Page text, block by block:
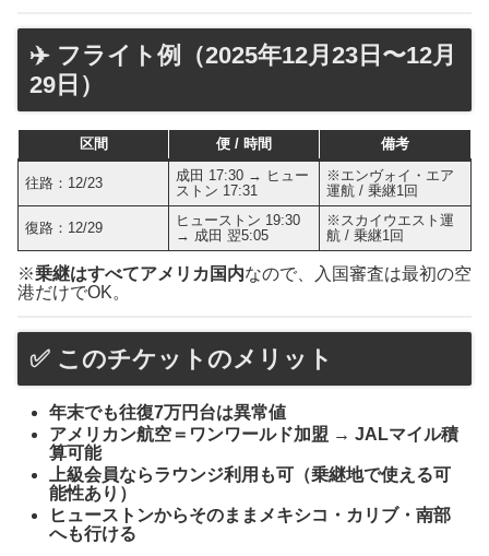
✈️ フライト例（2025年12月23日〜12月
29日）
区間 便 / 時間 備考
往路：12/23
成田 17:30 → ヒュー
ストン 17:31
※エンヴォイ・エア
運航 / 乗継1回
復路：12/29
ヒューストン 19:30
→ 成田 翌5:05
※スカイウエスト運
航 / 乗継1回
※乗継はすべてアメリカ国内なので、入国審査は最初の空
港だけでOK。
✅ このチケットのメリット
年末でも往復7万円台は異常値
アメリカン航空＝ワンワールド加盟 → JALマイル積
算可能
上級会員ならラウンジ利用も可（乗継地で使える可
能性あり）
ヒューストンからそのままメキシコ・カリブ・南部
へも行ける